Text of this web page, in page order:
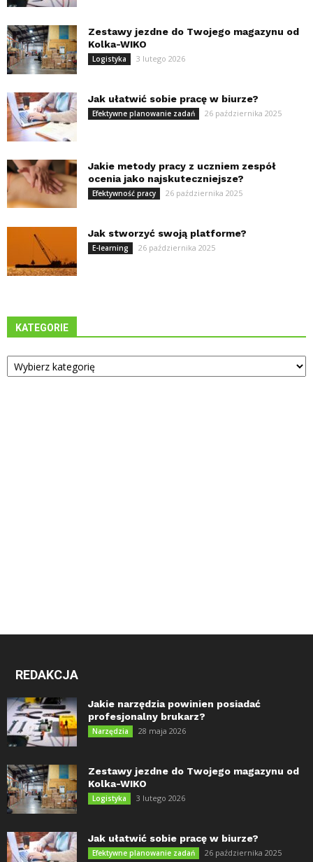
Zestawy jezdne do Twojego magazynu od
Kolka-WIKO
Logistyka 3 lutego 2026
Jak ułatwić sobie pracę w biurze?
Efektywne planowanie zadań 26 października 2025
Jakie metody pracy z uczniem zespół
ocenia jako najskuteczniejsze?
Efektywność pracy 26 października 2025
Jak stworzyć swoją platforme?
E-learning 26 października 2025
KATEGORIE
Kategorie
REDAKCJA
Jakie narzędzia powinien posiadać
profesjonalny brukarz?
Narzędzia 28 maja 2026
Zestawy jezdne do Twojego magazynu od
Kolka-WIKO
Logistyka 3 lutego 2026
Jak ułatwić sobie pracę w biurze?
Efektywne planowanie zadań 26 października 2025